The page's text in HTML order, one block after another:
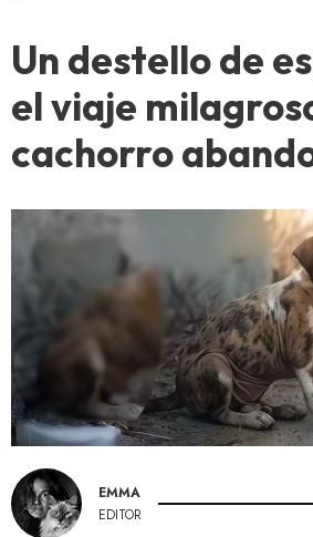
Un destello de
el viaje
cachorro
EMMA
EDITOR